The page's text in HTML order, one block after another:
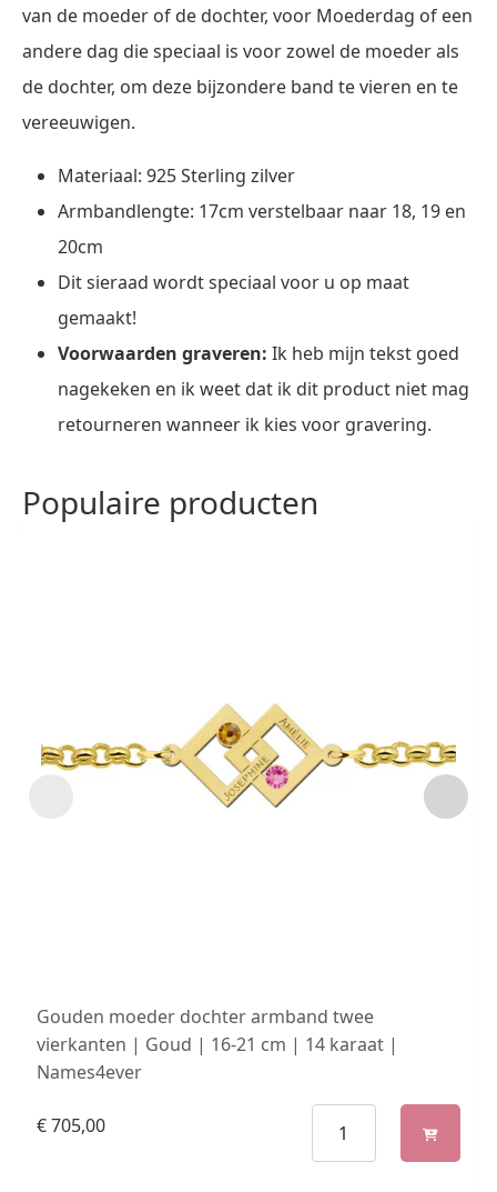
van de moeder of de dochter, voor Moederdag of een
andere dag die speciaal is voor zowel de moeder als
de dochter, om deze bijzondere band te vieren en te
vereeuwigen.
Materiaal: 925 Sterling zilver
Armbandlengte: 17cm verstelbaar naar 18, 19 en
20cm
Dit sieraad wordt speciaal voor u op maat
gemaakt!
Voorwaarden graveren: Ik heb mijn tekst goed
nagekeken en ik weet dat ik dit product niet mag
retourneren wanneer ik kies voor gravering.
Populaire producten
Gouden moeder dochter armband twee
vierkanten | Goud | 16-21 cm | 14 karaat |
Names4ever
€705,00